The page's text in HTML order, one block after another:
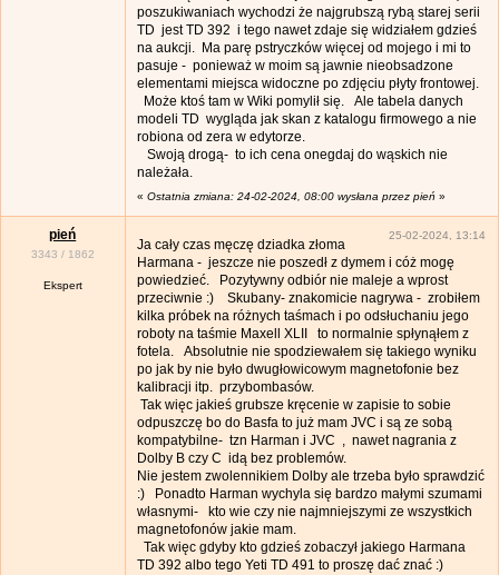
poszukiwaniach wychodzi że najgrubszą rybą starej serii
TD jest TD 392 i tego nawet zdaje się widziałem gdzieś
na aukcji. Ma parę pstryczków więcej od mojego i mi to
pasuje - ponieważ w moim są jawnie nieobsadzone
elementami miejsca widoczne po zdjęciu płyty frontowej.
Może ktoś tam w Wiki pomylił się. Ale tabela danych
modeli TD wygląda jak skan z katalogu firmowego a nie
robiona od zera w edytorze.
Swoją drogą- to ich cena onegdaj do wąskich nie
należała.
« Ostatnia zmiana: 24-02-2024, 08:00 wysłana przez pień »
pień
3343 / 1862
Ekspert
25-02-2024, 13:14
Ja cały czas męczę dziadka złoma
Harmana - jeszcze nie poszedł z dymem i cóż mogę
powiedzieć. Pozytywny odbiór nie maleje a wprost
przeciwnie :) Skubany- znakomicie nagrywa - zrobiłem
kilka próbek na różnych taśmach i po odsłuchaniu jego
roboty na taśmie Maxell XLII to normalnie spłynąłem z
fotela. Absolutnie nie spodziewałem się takiego wyniku
po jak by nie było dwugłowicowym magnetofonie bez
kalibracji itp. przybombasów.
Tak więc jakieś grubsze kręcenie w zapisie to sobie
odpuszczę bo do Basfa to już mam JVC i są ze sobą
kompatybilne- tzn Harman i JVC , nawet nagrania z
Dolby B czy C idą bez problemów.
Nie jestem zwolennikiem Dolby ale trzeba było sprawdzić
:) Ponadto Harman wychyla się bardzo małymi szumami
własnymi- kto wie czy nie najmniejszymi ze wszystkich
magnetofonów jakie mam.
Tak więc gdyby kto gdzieś zobaczył jakiego Harmana
TD 392 albo tego Yeti TD 491 to proszę dać znać :)